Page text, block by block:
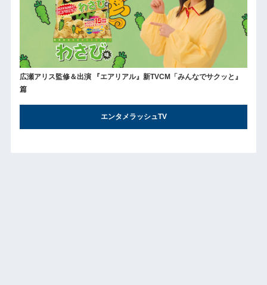
広瀬アリス監修＆出演 『エアリアル』新TVCM「みんなでサクッと』
篇
エンタメラッシュTV